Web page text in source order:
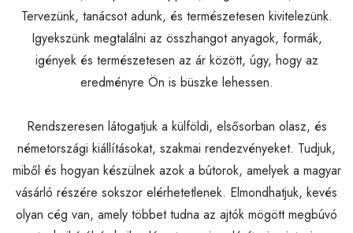
Tervezünk, tanácsot adunk, és természetesen kivitelezünk.
Igyekszünk megtalálni az összhangot anyagok, formák,
igények és természetesen az ár között, úgy, hogy az
eredményre Ön is büszke lehessen.
Rendszeresen látogatjuk a külföldi, elsősorban olasz, és
németországi kiállításokat, szakmai rendezvényeket. Tudjuk,
miből és hogyan készülnek azok a bútorok, amelyek a magyar
vásárló részére sokszor elérhetetlenek. Elmondhatjuk, kevés
olyan cég van, amely többet tudna az ajtók mögött megbúvó